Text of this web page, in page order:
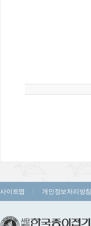
사이트맵 개인정보처리방침